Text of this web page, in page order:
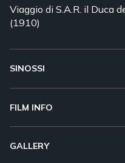
Viaggio di S.A.R. il Duca
(1910)
SINOSSI
FILM INFO
GALLERY